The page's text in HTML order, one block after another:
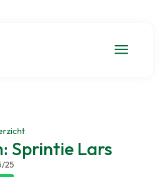
a
Sprintie Lars
25